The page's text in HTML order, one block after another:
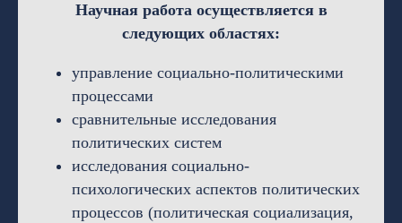
Научная работа осуществляется в
следующих областях:
управление социально-политическими
процессами
сравнительные исследования
политических систем
исследования социально-
психологических аспектов политических
процессов (политическая социализация,